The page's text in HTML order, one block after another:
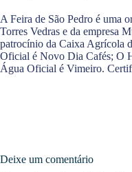
A Feira de São Pedro é uma
Torres Vedras e da empresa
patrocínio da Caixa Agrícola
Oficial é Novo Dia Cafés; O
Água Oficial é Vimeiro.
Deixe um comentário